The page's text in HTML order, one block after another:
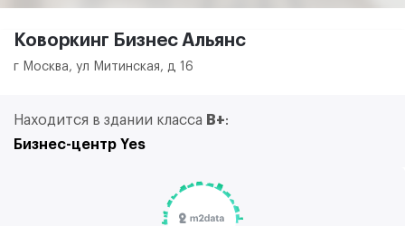
Коворкинг Бизнес Альянс
г Москва, ул Митинская, д 16
Находится в здании класса B+:
Бизнес-центр Yes